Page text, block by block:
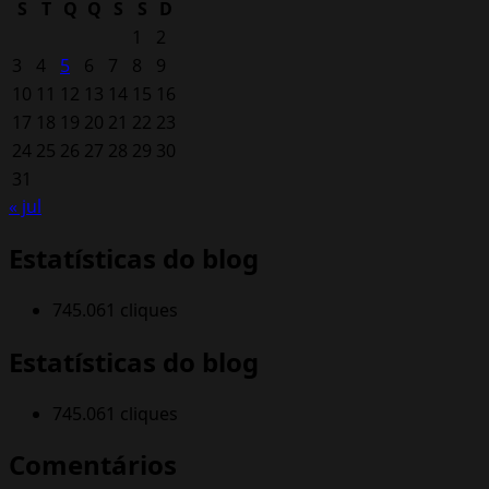
argentinos.
S
T Q Q S S
D
1
2
3
4 5 6 7 8
9
10 11 12 13 14 15 16
17 18 19 20 21 22 23
24 25 26 27 28 29 30
31
« jul
Estatísticas do blog
745.061 cliques
Estatísticas do blog
745.061 cliques
Comentários